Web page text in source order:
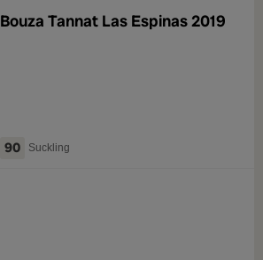
Bouza Tannat Las Espinas 2019
90 Suckling